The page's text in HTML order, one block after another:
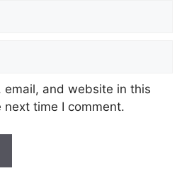
email, and website in this
time I comment.